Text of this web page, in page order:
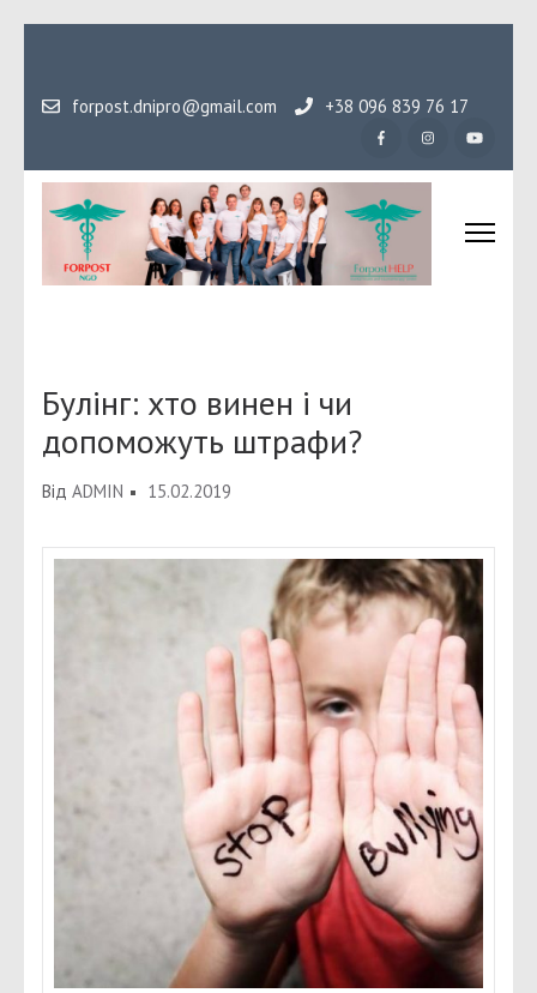
вмісту
Enter)
forpost.dnipro@gmail.com +38 096 839 76 17
Булінг: хто винен і чи
допоможуть штрафи?
Від ADMIN 15.02.2019